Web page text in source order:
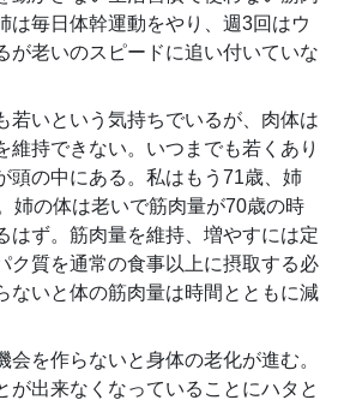
は毎日体幹運動をやり、週3回はウ
が老いのスピードに追い付いていな
若いという気持ちでいるが、肉体は
維持できない。いつまでも若くあり
頭の中にある。私はもう71歳、姉
姉の体は老いで筋肉量が70歳の時
はず。筋肉量を維持、増やすには定
ク質を通常の食事以上に摂取する必
ないと体の筋肉量は時間とともに減
会を作らないと身体の老化が進む。
が出来なくなっていることにハタと